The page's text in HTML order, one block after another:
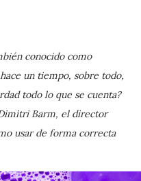
conocido como
un tiempo, sobre todo,
todo lo que se cuenta?
Barm, el director
usar de forma correcta